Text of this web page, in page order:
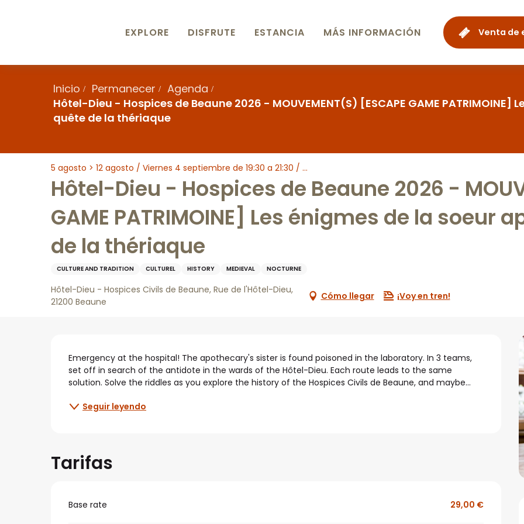
Venta de
EXPLORE DISFRUTE ESTANCIA MÁS INFORMACIÓN
Inicio Permanecer
Agenda
Hôtel-Dieu - Hospices de Beaune 2026 - MOUVEMENT(S) [ESCAPE GAME
quête de la thériaque
5 agosto > 12 agosto / Viernes 4 septiembre de 19:30 a 21:30 / ...
Hôtel-Dieu - Hospices de Beaune 2026 -
GAME PATRIMOINE] Les énigmes de la soeur
de la thériaque
CULTURE AND TRADITION CULTUREL HISTORY MEDIEVAL NOCTURNE
Hôtel-Dieu - Hospices Civils de Beaune, Rue de l'Hôtel-Dieu,
21200 Beaune
Cómo llegar ¡Voy en tren!
Descripción
Emergency at the hospital! The apothecary's sister is found poisoned in the laboratory. In 3 teams,
set off in search of the antidote in the wards of the Hôtel-Dieu. Each route leads to the same
solution. Solve the riddles as you explore the history of the Hospices Civils de Beaune, and maybe...
Seguir leyendo
Tarifas
Base rate 29,00 €